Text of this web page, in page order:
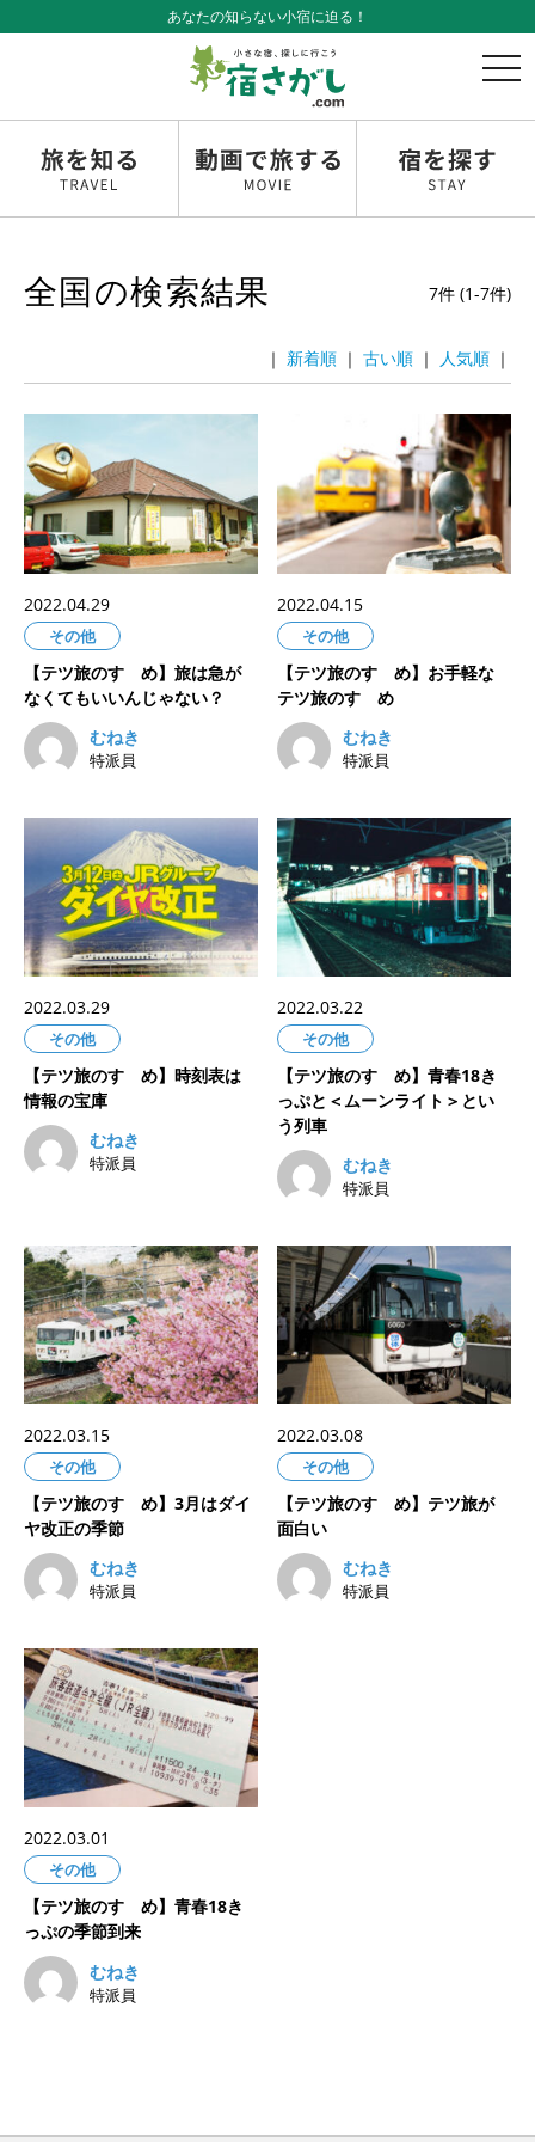
あなたの知らない小宿に迫る！
t
g
l
n
i
t
o
n
全国の検索結果 7件 (1-7件)
｜ ｜ ｜ ｜
2022.04.29
その他
【テツ旅のすゝめ】旅は急が
なくてもいいんじゃない？
むねき
特派員
2022.04.15
その他
【テツ旅のすゝめ】お手軽な
テツ旅のすゝめ
むねき
特派員
2022.03.29
その他
【テツ旅のすゝめ】時刻表は
情報の宝庫
むねき
特派員
2022.03.22
その他
【テツ旅のすゝめ】青春18き
っぷと＜ムーンライト＞とい
う列車
むねき
特派員
2022.03.15
その他
【テツ旅のすゝめ】3月はダイ
ヤ改正の季節
むねき
特派員
2022.03.08
その他
【テツ旅のすゝめ】テツ旅が
面白い
むねき
特派員
2022.03.01
その他
【テツ旅のすゝめ】青春18き
っぷの季節到来
むねき
特派員